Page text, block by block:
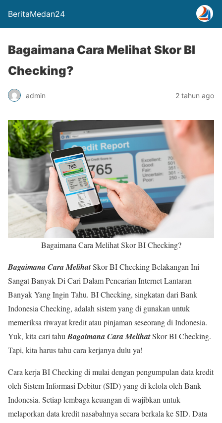
BeritaMedan24
Bagaimana Cara Melihat Skor BI
Checking?
admin 2 tahun ago
Bagaimana Cara Melihat Skor BI Checking?
Bagaimana Cara MelihatSkor BI Checking Belakangan Ini
Sangat Banyak Di Cari Dalam Pencarian Internet Lantaran
Banyak Yang Ingin Tahu. BI Checking, singkatan dari Bank
Indonesia Checking, adalah sistem yang di gunakan untuk
memeriksa riwayat kredit atau pinjaman seseorang di Indonesia.
Yuk, kita cari tahu Bagaimana Cara MelihatSkor BI Checking.
Tapi, kita harus tahu cara kerjanya dulu ya!
Cara kerja BI Checking di mulai dengan pengumpulan data kredit
oleh Sistem Informasi Debitur (SID) yang di kelola oleh Bank
Indonesia. Setiap lembaga keuangan di wajibkan untuk
melaporkan data kredit nasabahnya secara berkala ke SID. Data